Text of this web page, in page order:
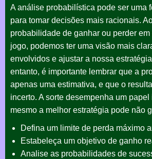
A análise probabilística pode ser uma
para tomar decisões mais racionais.
probabilidade de ganhar ou perder
jogo, podemos ter uma visão mais
envolvidos e ajustar a nossa
entanto, é importante lembrar que a
apenas uma estimativa, e que o
incerto. A sorte desempenha um papel
mesmo a melhor estratégia pode não
Defina um limite de perda máximo
Estabeleça um objetivo de ganho
Analise as probabilidades de